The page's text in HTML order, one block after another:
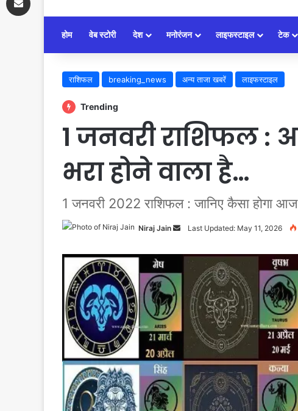
होम वेब स्टोरी देश मनोरंजन लाइफस्टाइल टेक
राशिफल breaking_news अन्य ताजा खबरें लाइफस्टाइल
Trending
1 जनवरी राशिफल :
भरा होने वाला है…
1 जनवरी 2022 राशिफल : जानिए कैसा होगा
Niraj Jain
Send
email
Last Updated: May 11, 2026